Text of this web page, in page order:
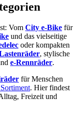
Vom City e-Bike für
und das vielseitige
oder kompakten
, stylische
e-Rennräder.
für Menschen
. Hier findest
Freizeit und